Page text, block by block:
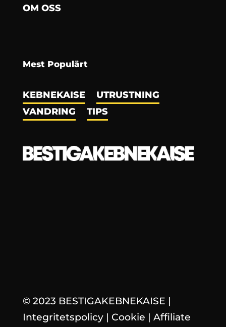
OM OSS
Mest Populärt
KEBNEKAISE
UTRUSTNING
VANDRING
TIPS
© 2023 BESTIGAKEBNEKAISE |
Integritetspolicy| Cookie | Affiliate